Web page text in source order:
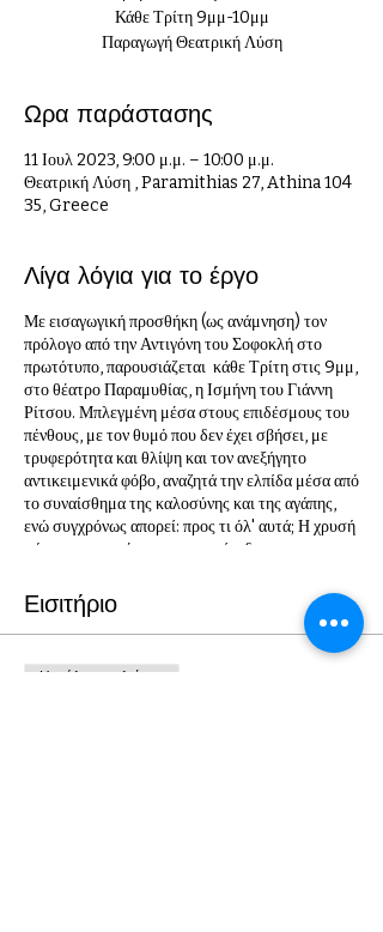
Κάθε Τρίτη 9μμ-10μμ
Παραγωγή Θεατρική Λύση
Ωρα παράστασης
11 Ιουλ 2023, 9:00 μ.μ. – 10:00 μ.μ.
Θεατρική Λύση , Paramithias 27, Athina 104
35, Greece
Λίγα λόγια για το έργο
Με εισαγωγική προσθήκη (ως ανάμνηση) τον
πρόλογο από την Αντιγόνη του Σοφοκλή στο
πρωτότυπο, παρουσιάζεται κάθε Τρίτη στις 9μμ,
στο θέατρο Παραμυθίας, η Ισμήνη του Γιάννη
Ρίτσου. Μπλεγμένη μέσα στους επιδέσμους του
πένθους, με τον θυμό που δεν έχει σβήσει, με
τρυφερότητα και θλίψη και τον ανεξήγητο
αντικειμενικά φόβο, αναζητά την ελπίδα μέσα από
το συναίσθημα της καλοσύνης και της αγάπης,
ενώ συγχρόνως απορεί: προς τι όλ' αυτά; Η χρυσή
μάσκα και το πέρασμα στο επίπεδο της
ανάμνηση, το βίωμα "είδα την αδελφή μου στην
αυλή τα χαράματα σημαδεμένη από την μοίρα,
κατάχλωμη. Τα χέρια της, το φόρεμα της, τα
μαλλιά της όλο χώματα..." Ζει; Και πώς; Μετά από
Εισιτήριο
Η πώληση τελείωσε